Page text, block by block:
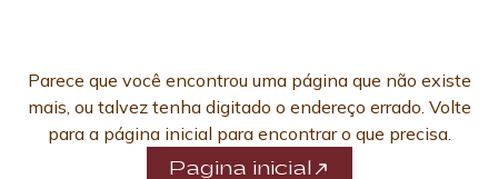
Parece que você encontrou uma página que não existe
mais, ou talvez tenha digitado o endereço errado. Volte
para a página inicial para encontrar o que precisa.
Pagina inicial